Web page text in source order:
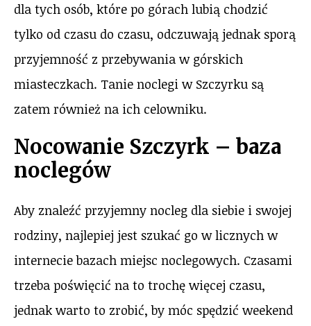
dla tych osób, które po górach lubią chodzić
tylko od czasu do czasu, odczuwają jednak sporą
przyjemność z przebywania w górskich
miasteczkach. Tanie noclegi w Szczyrku są
zatem również na ich celowniku.
Nocowanie Szczyrk – baza
noclegów
Aby znaleźć przyjemny nocleg dla siebie i swojej
rodziny, najlepiej jest szukać go w licznych w
internecie bazach miejsc noclegowych. Czasami
trzeba poświęcić na to trochę więcej czasu,
jednak warto to zrobić, by móc spędzić weekend